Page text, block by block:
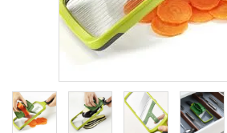
ブランド